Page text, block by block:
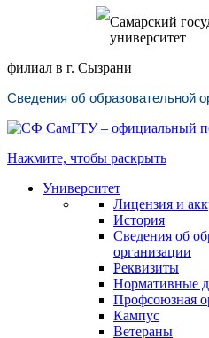
Самарский
университет
филиал в г. Сызрани
Сведения об образовательной
Нажмите, чтобы раскрыть
Университет
Лицензия и
История
Сведения об
организации
Реквизиты
Нормативные
Профсоюзная
Кампус
Ветераны